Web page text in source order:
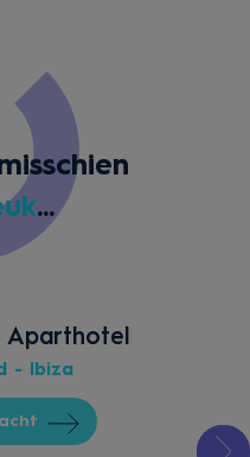
...
Aparthotel
- Ibiza